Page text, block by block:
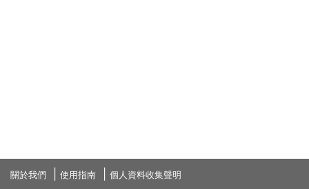
關於我們 使用指南 個人資料收集聲明